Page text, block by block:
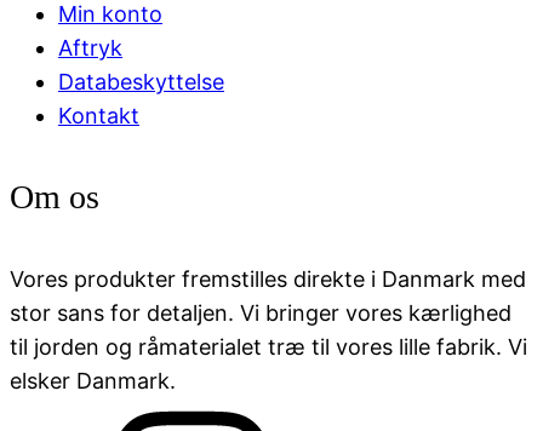
Min konto
Aftryk
Databeskyttelse
Kontakt
Om os
Vores produkter fremstilles direkte i Danmark med
stor sans for detaljen. Vi bringer vores kærlighed
til jorden og råmaterialet træ til vores lille fabrik. Vi
elsker Danmark.